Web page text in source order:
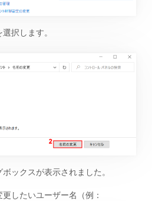
択します。
ックスが表示されました。
したいユーザー名（例：